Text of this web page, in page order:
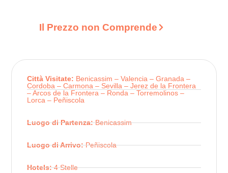
Città Visitate: Benicassim – Valencia – Granada –
Cordoba – Carmona – Sevilla – Jerez de la Frontera
– Arcos de la Frontera – Ronda – Torremolinos –
Lorca – Peñiscola
Luogo di Partenza:Benicassim
Luogo di Arrivo:Peñiscola
Hotels:4 Stelle
Il Prezzo non Comprende